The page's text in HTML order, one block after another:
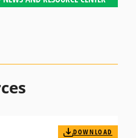
DOWNLOAD